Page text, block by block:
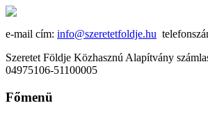
e-mail cím: info@szeretetfoldje.hu
Szeretet Földje Közhasznú Alapítvány
04975106-51100005
Főmenü